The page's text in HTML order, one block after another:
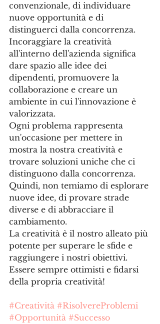
convenzionale, di individuare
nuove opportunità e di
distinguerci dalla concorrenza.
Incoraggiare la creatività
all'interno dell'azienda significa
dare spazio alle idee dei
dipendenti, promuovere la
collaborazione e creare un
ambiente in cui l'innovazione è
valorizzata.
Ogni problema rappresenta
un'occasione per mettere in
mostra la nostra creatività e
trovare soluzioni uniche che ci
distinguono dalla concorrenza.
Quindi, non temiamo di esplorare
nuove idee, di provare strade
diverse e di abbracciare il
cambiamento.
La creatività è il nostro alleato più
potente per superare le sfide e
raggiungere i nostri obiettivi.
Essere sempre ottimisti e fidarsi
della propria creatività!
#Creatività #RisolvereProblemi
#Opportunità #Successo